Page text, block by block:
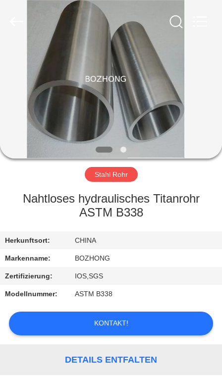
PRODUKTE
ÜBER
FABRIK-
QUALITÄTSKONTROLLE
TRETEN
SIE
MIT
UNS
VERBINDUNG
FORDERN
Stahl Rohr
Nahtloses hydraulisches Titanrohr
ASTM B338
Herkunftsort: CHINA
Markenname: BOZHONG
Zertifizierung: IOS,SGS
Modellnummer: ASTM B338
KONTAKT!
DETAILS ENTFALTEN